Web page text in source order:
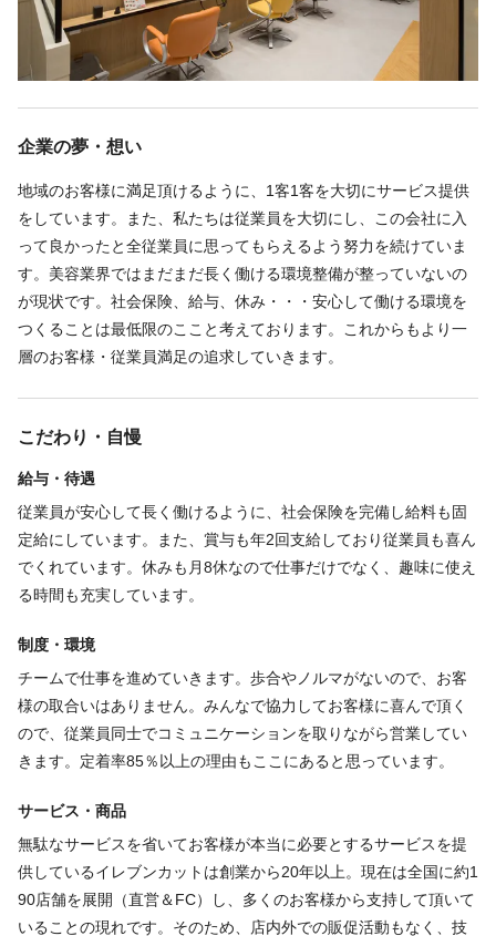
週1回 週2回
【勤務時間】
10:00～21:00
上記営業時間内で応相談
休憩30～60分 ※勤務時間による
シフト制
仕事内容
カット・カラー・持込カラー・パーマの施術
スタイリスト
福利厚生
♦キャリアプラン制度
美容師として長く働けるようにスタイリスト以降のキャリアプラ
ン制度を整えました。
・本社勤務を目指す方
様々なキャリアをご用意しております。
もちろん、上記は強制ではないのでご安心ください。
♦安心・安定の福利厚生
美容師の方が安心して長く働けるように、
社会保険は当たり前のこと、産休・育休や賞与といった
福利厚生もしっかり整えています‼
他にもプロスポーツのスポンサーな為、様々なスポーツを無料で
観戦できたりも♪
♦プライベートも充実
月の休みは8日間なので自分の時間をしっかりと取れます。
プライベートを充実させてこそ、仕事に本気で向き合えると思っ
ています。
仕事もプライベートも充実させていきましょう☆
企業の夢・想い
地域のお客様に満足頂けるように、1客1客を大切にサービス提供
をしています。また、私たちは従業員を大切にし、この会社に入
って良かったと全従業員に思ってもらえるよう努力を続けていま
す。美容業界ではまだまだ長く働ける環境整備が整っていないの
が現状です。社会保険、給与、休み・・・安心して働ける環境を
つくることは最低限のここと考えております。これからもより一
層のお客様・従業員満足の追求していきます。
こだわり・自慢
給与・待遇
従業員が安心して長く働けるように、社会保険を完備し給料も固
定給にしています。また、賞与も年2回支給しており従業員も喜ん
でくれています。休みも月8休なので仕事だけでなく、趣味に使え
る時間も充実しています。
制度・環境
チームで仕事を進めていきます。歩合やノルマがないので、お客
様の取合いはありません。みんなで協力してお客様に喜んで頂く
ので、従業員同士でコミュニケーションを取りながら営業してい
きます。定着率85％以上の理由もここにあると思っています。
サービス・商品
無駄なサービスを省いてお客様が本当に必要とするサービスを提
供しているイレブンカットは創業から20年以上。現在は全国に約1
90店舗を展開（直営＆FC）し、多くのお客様から支持して頂いて
いることの現れです。そのため、店内外での販促活動もなく、技